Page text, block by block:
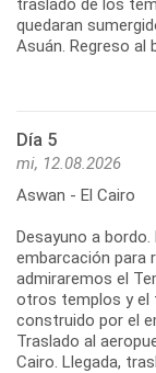
quedaran
Asuán. Regreso al
Día 5
mi, 12.08.2026
Aswan - El Cairo
Desayuno a
embarcación para
admiraremos el
otros templos y el
construido por el
Traslado al
Cairo. Llegada,